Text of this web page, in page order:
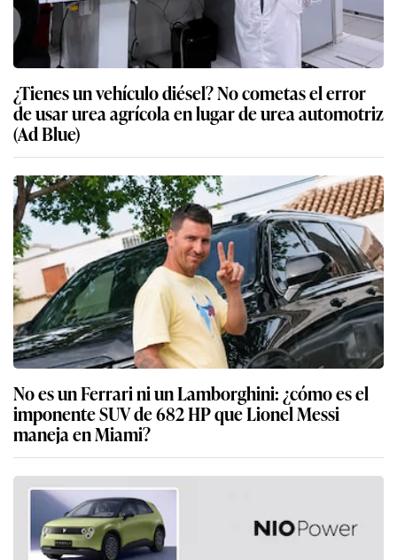
¿Tienes un vehículo diésel? No cometas el error
de usar urea agrícola en lugar de urea automotriz
(Ad Blue)
No es un Ferrari ni un Lamborghini: ¿cómo es el
imponente SUV de 682 HP que Lionel Messi
maneja en Miami?